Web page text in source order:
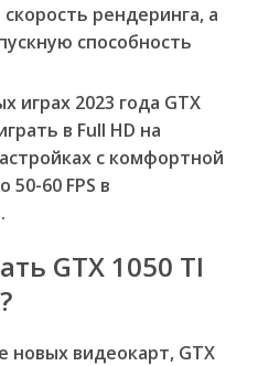
рендеринга, а
способность
играх 2023 года GTX
в Full HD на
с комфортной
50-60 FPS в
GTX 1050 TI
новых видеокарт, GTX